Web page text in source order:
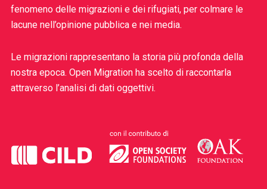
fenomeno delle migrazioni e dei rifugiati, per colmare le
lacune nell’opinione pubblica e nei media.
Le migrazioni rappresentano la storia più profonda della
nostra epoca. Open Migration ha scelto di raccontarla
attraverso l’analisi di dati oggettivi.